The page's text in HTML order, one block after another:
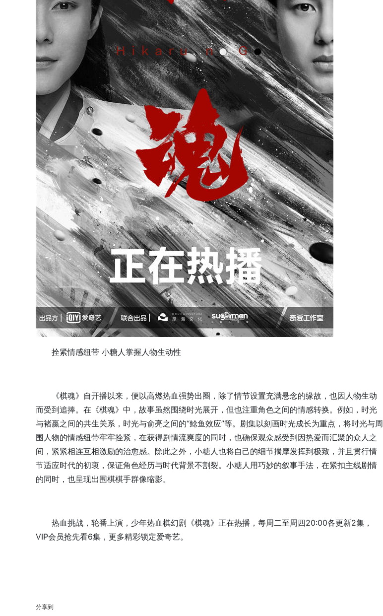
拴紧情感纽带 小糖人掌握人物生动性
《棋魂》自开播以来，便以高燃热血强势出圈，除了情节设置充满悬念的缘故，也因人物生动
而受到追捧。在《棋魂》中，故事虽然围绕时光展开，但也注重角色之间的情感转换。例如，时光
与褚嬴之间的共生关系，时光与俞亮之间的“鲶鱼效应”等。剧集以刻画时光成长为重点，将时光与周
围人物的情感纽带牢牢拴紧，在获得剧情流爽度的同时，也确保观众感受到因热爱而汇聚的众人之
间，紧紧相连互相激励的治愈感。除此之外，小糖人也将自己的细节揣摩发挥到极致，并且贯行情
节适应时代的初衷，保证角色经历与时代背景不割裂。小糖人用巧妙的叙事手法，在紧扣主线剧情
的同时，也呈现出围棋棋手群像缩影。
热血挑战，轮番上演，少年热血棋幻剧《棋魂》正在热播，每周二至周四20:00各更新2集，
VIP会员抢先看6集，更多精彩锁定爱奇艺。
分享到